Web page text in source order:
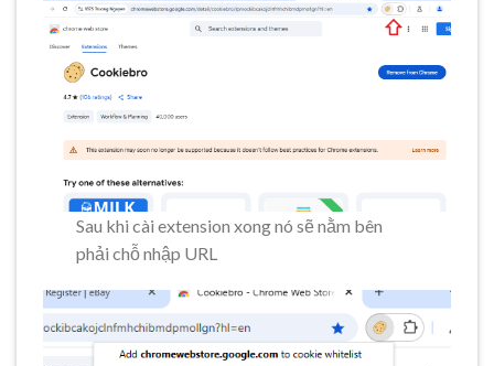
Sau khi cài extension xong nó sẽ nằm bên
phải chỗ nhập URL